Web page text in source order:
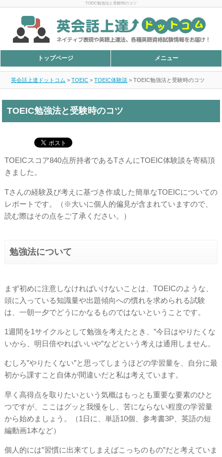
TOEIC勉強法と受験時のコツ
トップページ メニュー
英会話上達ドットコム >TOEIC >TOEIC体験談 >TOEIC勉強法と受験時のコツ
TOEIC勉強法と受験時のコツ
TOEICスコア840点所持者であるTさんにTOEIC体験談を寄稿頂
きました。
Tさんの経験及び考えに基づき作成した簡単なTOEICについての
レポートです。（※大いに個人的偏見が含まれていますので、
読む際はその点をご了承ください。）
勉強法について
まず初めに注意しなければいけないことは、TOEICのような、
頭に入っている知識量や出題傾向への慣れを求められる試験
は、一朝一夕でどうにかなるものではないということです。
1週間を1サイクルとして勉強を考えたとき、”今日はやりたくな
いから、明日倍やればいいや”などという考えは通用しません。
むしろ”やりたくない”と思ってしまうほどの学習量を、自分に最
初から課すこと自体が間違いだと私は考えています。
早く高得点を取りたいという気概はもっとも重要な要素のひと
つですが、ここはグッと我慢をし、苦にならない程度の学習量
から始めましょう。（1日に、単語10個、参考書3P、英語の短
編動画1本など）
個人的には”習慣に出来てしまえばこっちのもの”だと考えていま